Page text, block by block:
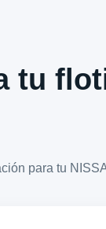
tu
para tu